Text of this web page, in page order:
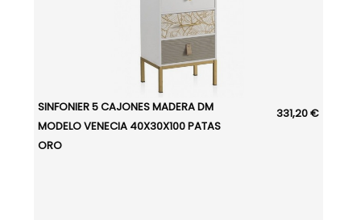
SINFONIER 5 CAJONES MADERA DM
MODELO VENECIA 40X30X100 PATAS
ORO
331,20 €